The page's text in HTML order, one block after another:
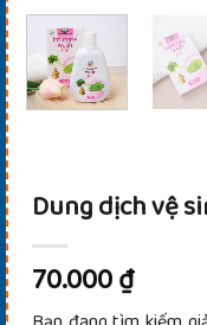
Dung dịch vệ
70.000₫